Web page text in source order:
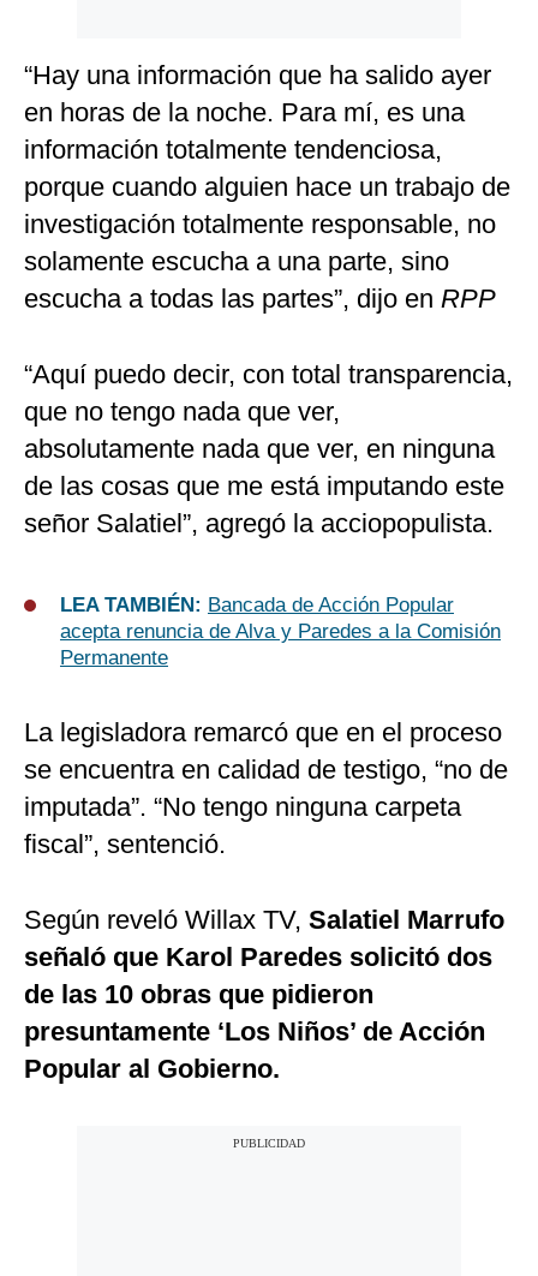
“Hay una información que ha salido ayer
en horas de la noche. Para mí, es una
información totalmente tendenciosa,
porque cuando alguien hace un trabajo de
investigación totalmente responsable, no
solamente escucha a una parte, sino
escucha a todas las partes”, dijo en RPP
“Aquí puedo decir, con total transparencia,
que no tengo nada que ver,
absolutamente nada que ver, en ninguna
de las cosas que me está imputando este
señor Salatiel”, agregó la acciopopulista.
LEA TAMBIÉN: Bancada de Acción Popular
acepta renuncia de Alva y Paredes a la Comisión
Permanente
La legisladora remarcó que en el proceso
se encuentra en calidad de testigo, “no de
imputada”. “No tengo ninguna carpeta
fiscal”, sentenció.
Según reveló Willax TV, Salatiel Marrufo
señaló que Karol Paredes solicitó dos
de las 10 obras que pidieron
presuntamente ‘Los Niños’ de Acción
Popular al Gobierno.